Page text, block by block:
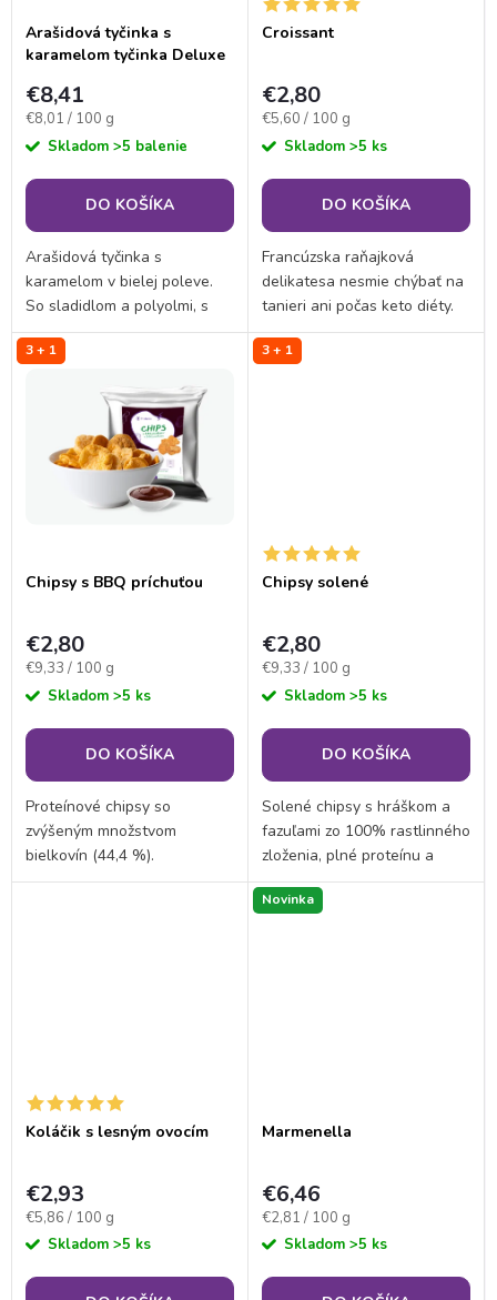
e
p
r
o
d
u
v
s
p
r
o
d
u
k
Arašidová tyčinka s
karamelom tyčinka Deluxe
€8,41
Jednotková
cena:
€8,01 / 100 g
Skladom >5 balenie
DO KOŠÍKA
Arašidová tyčinka s
karamelom v bielej poleve.
So sladidlom a polyolmi, s
nízkym obsahom cukru a
vysokým obsahom bielkovín.
Croissant
€2,80
Jednotková
cena:
€5,60 / 100 g
Skladom >5 ks
DO KOŠÍKA
Francúzska raňajková
delikatesa nesmie chýbať na
tanieri ani počas keto diéty.
Croissant si môžete
vychutnať kedykoľvek počas
3 + 1
Chipsy s BBQ príchuťou
€2,80
Jednotková
cena:
€9,33 / 100 g
Skladom >5 ks
DO KOŠÍKA
Proteínové chipsy so
zvýšeným množstvom
bielkovín (44,4 %).
3 + 1
Chipsy solené
€2,80
Jednotková
cena:
€9,33 / 100 g
Skladom >5 ks
DO KOŠÍKA
Solené chipsy s hráškom a
fazuľami zo 100% rastlinného
zloženia, plné proteínu a
nekompromisne
odzbrojujúcou chuťou.
Koláčik s lesným ovocím
€2,93
Jednotková
cena:
€5,86 / 100 g
Skladom >5 ks
Novinka
Marmenella
€6,46
Jednotková
cena:
€2,81 / 100 g
Skladom >5 ks